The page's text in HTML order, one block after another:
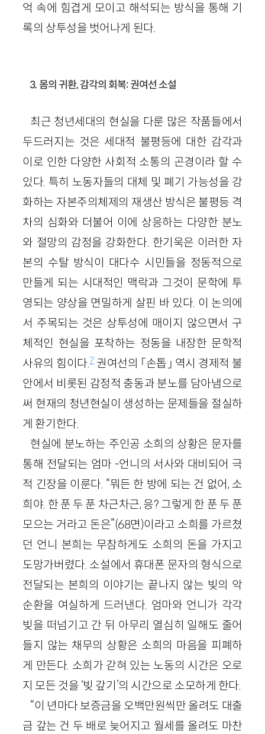
억 속에 힘겹게 모이고 해석되는 방식을 통해 기
록의 상투성을 벗어나게 된다.
3. 몸의 귀환, 감각의 회복: 권여선 소설
최근 청년세대의 현실을 다룬 많은 작품들에서
두드러지는 것은 세대적 불평등에 대한 감각과
이로 인한 다양한 사회적 소통의 곤경이라 할 수
있다. 특히 노동자들의 대체 및 폐기 가능성을 강
화하는 자본주의체제의 재생산 방식은 불평등 격
차의 심화와 더불어 이에 상응하는 다양한 분노
와 절망의 감정을 강화한다. 한기욱은 이러한 자
본의 수탈 방식이 대다수 시민들을 정동적으로
만들게 되는 시대적인 맥락과 그것이 문학에 투
영되는 양상을 면밀하게 살핀 바 있다. 이 논의에
서 주목되는 것은 상투성에 매이지 않으면서 구
체적인 현실을 포착하는 정동을 내장한 문학적
사유의 힘이다.7 권여선의 「손톱」 역시 경제적 불
안에서 비롯된 감정적 충동과 분노를 담아냄으로
써 현재의 청년현실이 생성하는 문제들을 절실하
게 환기한다.
현실에 분노하는 주인공 소희의 상황은 문자를
통해 전달되는 엄마 -언니의 서사와 대비되어 극
적 긴장을 이룬다. “뭐든 한 방에 되는 건 없어, 소
희야. 한 푼 두 푼 차근차근, 응? 그렇게 한 푼 두 푼
모으는 거라고 돈은”(68면)이라고 소희를 가르쳤
던 언니 본희는 무참하게도 소희의 돈을 가지고
도망가버렸다. 소설에서 휴대폰 문자의 형식으로
전달되는 본희의 이야기는 끝나지 않는 빚의 악
순환을 여실하게 드러낸다. 엄마와 언니가 각각
빚을 떠넘기고 간 뒤 아무리 열심히 일해도 줄어
들지 않는 채무의 상황은 소희의 마음을 피폐하
게 만든다. 소희가 갇혀 있는 노동의 시간은 오로
지 모든 것을 ‘빚 갚기’의 시간으로 소모하게 한다.
“이 년마다 보증금을 오백만원씩만 올려도 대출
금 갚는 건 두 배로 늦어지고 월세를 올려도 마찬